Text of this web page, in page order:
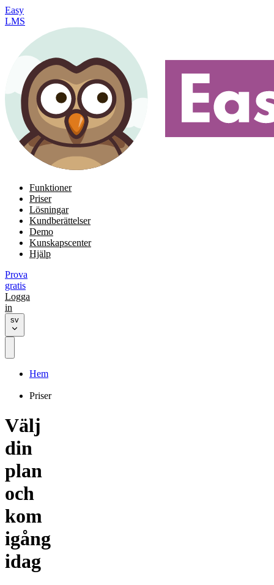
Easy
LMS
Funktioner
Priser
Lösningar
Kundberättelser
Demo
Kunskapscenter
Hjälp
Prova
gratis
Logga
in
sv
Hem
Priser
Välj
din
plan
och
kom
igång
idag